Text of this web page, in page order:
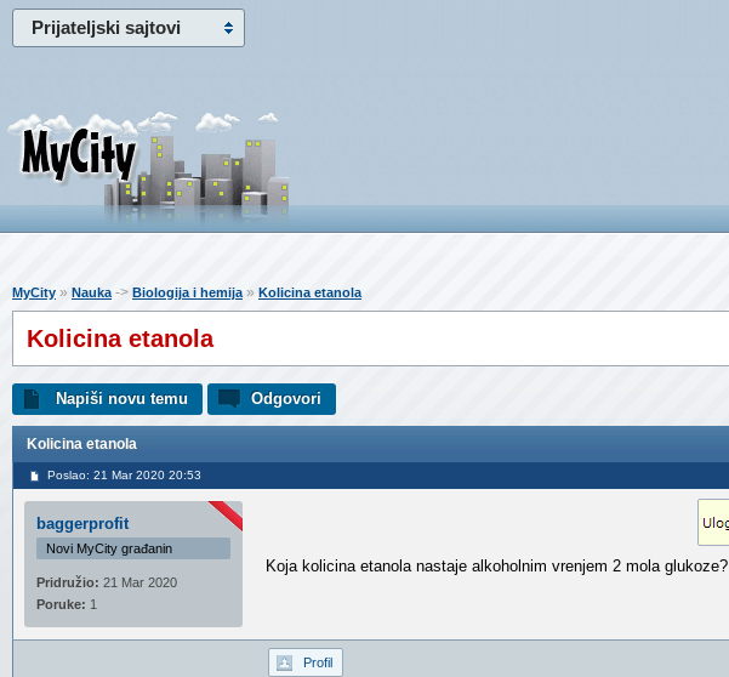
Prijateljski sajtovi
MyCity » Nauka-> Biologija i hemija» Kolicina etanola
Kolicina etanola
Napiši novu temu Odgovori
Kolicina etanola
Poslao: 21 Mar 2020 20:53
baggerprofit
Novi MyCity građanin
Pridružio: 21 Mar 2020
Poruke: 1
Koja kolicina etanola nastaje alkoholnim vrenjem 2 mola glukoze?
Profil